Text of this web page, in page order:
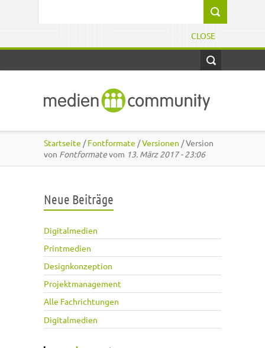
CLOSE
Startseite /Fontformate /Versionen / Version
von Fontformatevom 13. März 2017 - 23:06
Neue Beiträge
Digitalmedien
Printmedien
Designkonzeption
Projektmanagement
Alle Fachrichtungen
Digitalmedien